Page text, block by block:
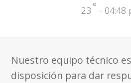
23 ° - 04:48
Nuestro equipo técnico
disposición para dar